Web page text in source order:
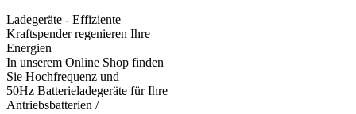
Ladegeräte - Effiziente
Kraftspender regenieren Ihre
Energien
In unserem Online Shop finden
Sie Hochfrequenz und
50Hz Batterieladegeräte für Ihre
Antriebsbatterien /